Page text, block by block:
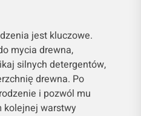
jest kluczowe.
mycia drewna,
silnych detergentów,
drewna. Po
i pozwól mu
kolejnej warstwy